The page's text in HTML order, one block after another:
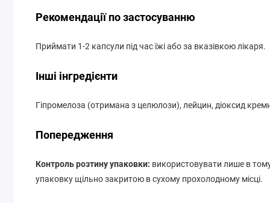
Рекомендації по застосуванню
Приймати 1-2 капсули під час їжі або за вказівкою лікаря.
Інші інгредієнти
Гіпромелоза (отримана з целюлози), лейцин, діоксид
Попередження
Контроль розтину упаковки: використовувати лише в
упаковку щільно закритою в сухому прохолодному місці.